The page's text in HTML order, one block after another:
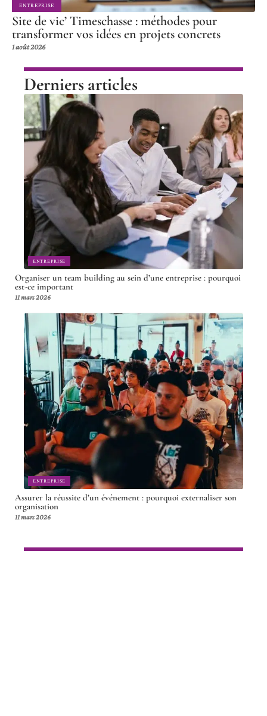
ENTREPRISE
Site de vic’ Timeschasse : méthodes pour
transformer vos idées en projets concrets
1 août 2026
Derniers articles
ENTREPRISE
Organiser un team building au sein d’une entreprise : pourquoi
est-ce important
11 mars 2026
ENTREPRISE
Assurer la réussite d’un événement : pourquoi externaliser son
organisation
11 mars 2026